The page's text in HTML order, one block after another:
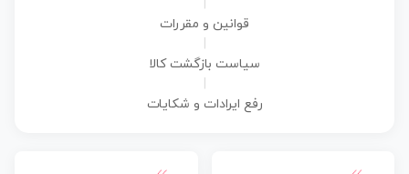
قوانین و مقررات
سیاست بازگشت کالا
رفع ایرادات و شکایات